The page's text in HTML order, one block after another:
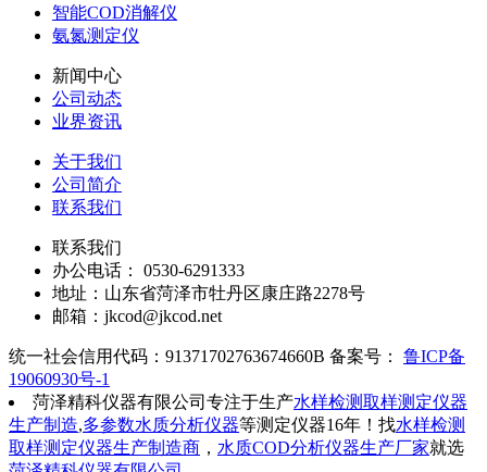
智能COD消解仪
氨氮测定仪
新闻中心
公司动态
业界资讯
关于我们
公司简介
联系我们
联系我们
办公电话： 0530-6291333
地址：山东省菏泽市牡丹区康庄路2278号
邮箱：jkcod@jkcod.net
统一社会信用代码：91371702763674660B 备案号： 鲁ICP备
19060930号-1
菏泽精科仪器有限公司专注于生产水样检测取样测定仪器
生产制造,多参数水质分析仪器等测定仪器16年！找水样检测
取样测定仪器生产制造商 ， 水质COD分析仪器生产厂家就选